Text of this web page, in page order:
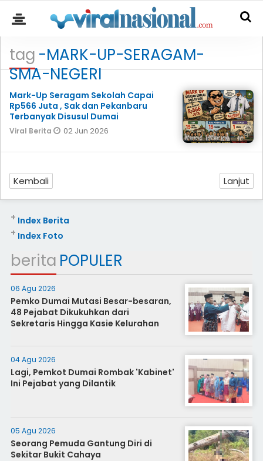
tag -MARK-UP-SERAGAM-
SMA-NEGERI
Mark-Up Seragam Sekolah Capai
Rp566 Juta , Sak dan Pekanbaru
Terbanyak Disusul Dumai
Viral Berita 02 Jun 2026
Kembali Lanjut
Index Berita
+
Index Foto
+
berita POPULER
06 Agu 2026
Pemko Dumai Mutasi Besar-besaran,
48 Pejabat Dikukuhkan dari
Sekretaris Hingga Kasie Kelurahan
04 Agu 2026
Lagi, Pemkot Dumai Rombak 'Kabinet'
Ini Pejabat yang Dilantik
05 Agu 2026
Seorang Pemuda Gantung Diri di
Sekitar Bukit Cahaya